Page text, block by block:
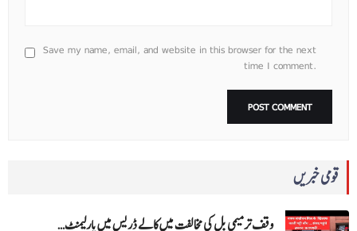
قومی خبریں
وقف ترمیمی بل کی مخالفت میں کالے ڈریس میں پارلیمنٹ…
Save my name, email, and website in this browser for the next
time I comment.